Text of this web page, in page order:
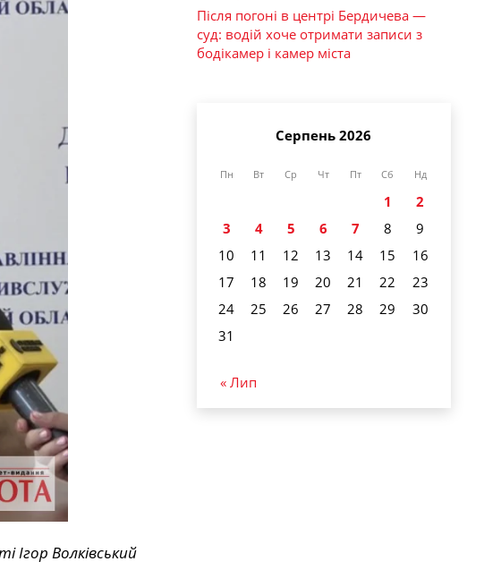
Ігор Волківський
Після погоні в центрі Бердичева —
суд: водій хоче отримати записи з
бодікамер і камер міста
Серпень 2026
Пн Вт Ср Чт Пт Сб Нд
1
2
3
4 5 6 7 8
9
10
11 12 13 14 15
16
17
18 19 20 21 22
23
24
25 26 27 28 29
30
31
« Лип